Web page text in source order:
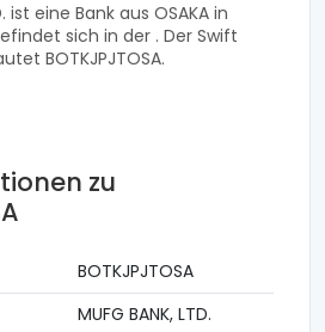
ist eine Bank aus OSAKA in
sich in der . Der Swift
BOTKJPJTOSA.
zu
BOTKJPJTOSA
MUFG BANK, LTD.